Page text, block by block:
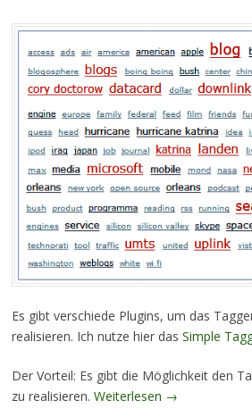
Es gibt verschiede Plugins, um das
realisieren. Ich nutze hier das Simple
Der Vorteil: Es gibt die Möglichkeit den
zu realisieren. Weiterlesen →